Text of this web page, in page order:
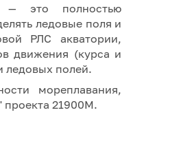
— это полностью
ледовые поля и
РЛС акватории,
движения (курса и
ледовых полей.
мореплавания,
проекта 21900М.